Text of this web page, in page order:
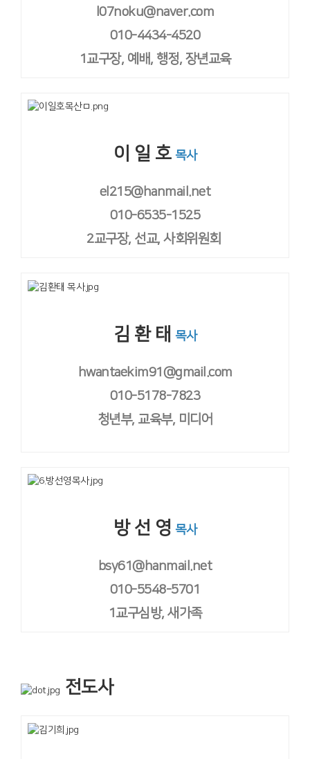
l07noku@naver.com
010-4434-4520
1교구장, 예배, 행정, 장년교육
이 일 호 목사
el215@hanmail.net
010-6535-1525
2교구장, 선교, 사회위원회
김 환 태 목사
hwantaekim91@gmail.com
010-5178-7823
청년부, 교육부, 미디어
방 선 영 목사
bsy61@hanmail.net
010-5548-5701
1교구심방, 새가족
전도사